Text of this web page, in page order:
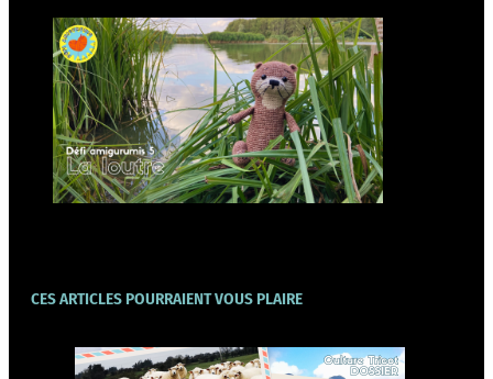
Modèle d’amigurumi : Loutre à
crocheter
CES ARTICLES POURRAIENT VOUS PLAIRE
Forme et matière des pulls
irlandais d’Aran